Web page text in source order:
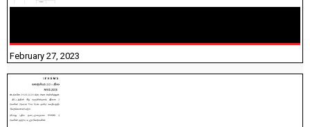
February 27, 2023